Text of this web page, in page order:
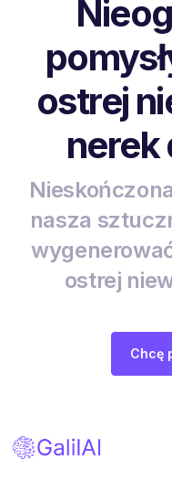
ostrej
nerek
nasza
ostrej
Chcę